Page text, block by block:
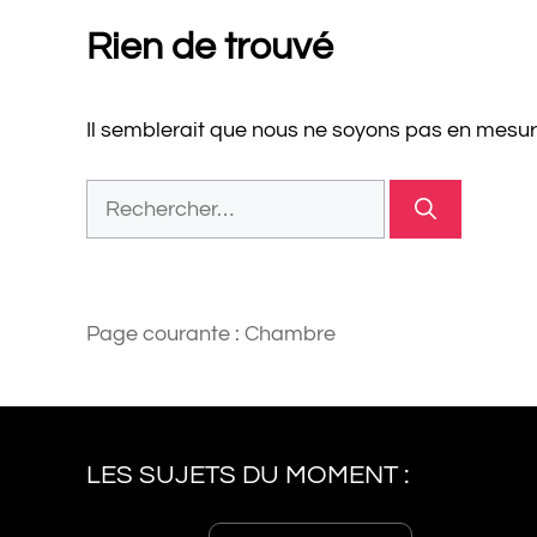
Rien de trouvé
Il semblerait que nous ne soyons pas en
Page courante : Chambre
LES SUJETS DU MOMENT :